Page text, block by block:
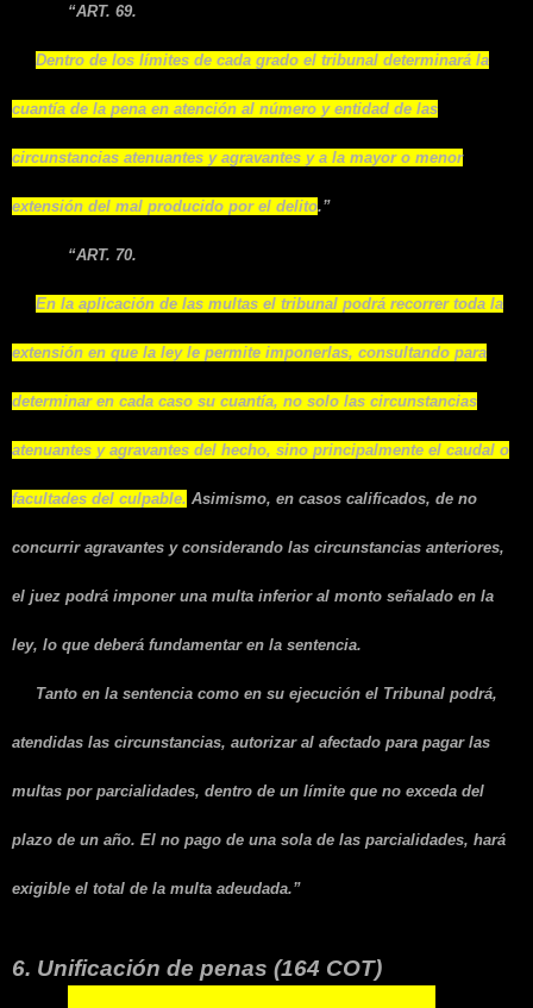
“ART. 69.
Dentro de los límites de cada grado el tribunal determinará la
cuantía de la pena en atención al número y entidad de las
circunstancias atenuantes y agravantes y a la mayor o menor
extensión del mal producido por el delito.”
“ART. 70.
En la aplicación de las multas el tribunal podrá recorrer toda la
extensión en que la ley le permite imponerlas, consultando para
determinar en cada caso su cuantía, no solo las circunstancias
atenuantes y agravantes del hecho, sino principalmente el caudal o
facultades del culpable. Asimismo, en casos calificados, de no
concurrir agravantes y considerando las circunstancias anteriores,
el juez podrá imponer una multa inferior al monto señalado en la
ley, lo que deberá fundamentar en la sentencia.
Tanto en la sentencia como en su ejecución el Tribunal podrá,
atendidas las circunstancias, autorizar al afectado para pagar las
multas por parcialidades, dentro de un límite que no exceda del
plazo de un año. El no pago de una sola de las parcialidades, hará
exigible el total de la multa adeudada.”
6. Unificación de penas (164 COT)